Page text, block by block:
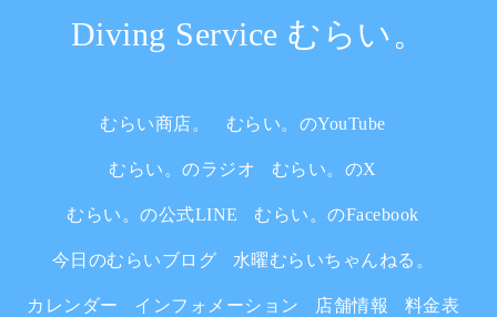
Diving Service むらい。
むらい商店。 むらい。のYouTube
むらい。のラジオ むらい。のX
むらい。の公式LINE むらい。のFacebook
今日のむらいブログ 水曜むらいちゃんねる。
カレンダー インフォメーション 店舗情報 料金表